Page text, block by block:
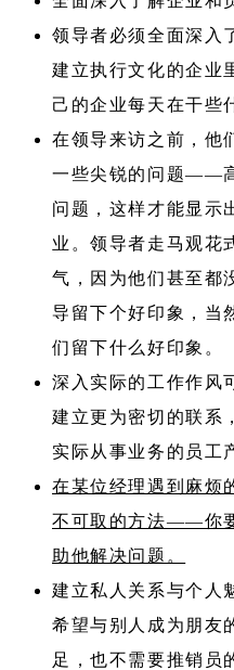
领导者必须全面深入
建立执行文化的企业
己的企业每天在干些
在领导来访之前，他
一些尖锐的问题——
问题，这样才能显示
业。领导者走马观花
气，因为他们甚至都
导留下个好印象，当
们留下什么好印象。
深入实际的工作作风
建立更为密切的联系
实际从事业务的员工
在某位经理遇到麻烦
不可取的方法——你
助他解决问题。
建立私人关系与个人
希望与别人成为朋友
足，也不需要推销员